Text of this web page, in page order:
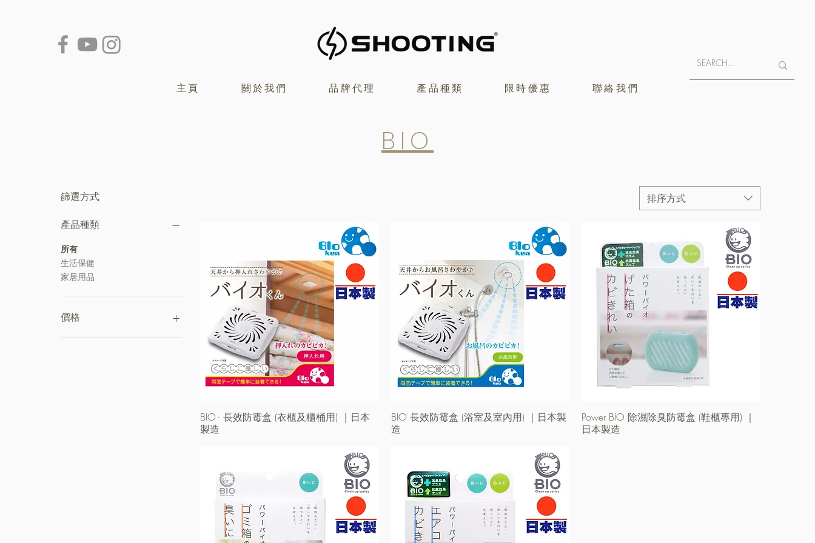
BIO
篩選方式
產品種類
所有
生活保健
家居用品
價格
排序方式
快速瀏覽
BIO - 長效防霉盒 (衣櫃及櫃桶用) ｜日本
製造
快速瀏覽
BIO 長效防霉盒 (浴室及室內用) ｜日本製
造
快速瀏覽
Power BIO 除濕除臭防霉盒 (鞋櫃專用) ｜
日本製造
主頁 關於我們 品牌代理 產品種類 限時優惠 聯絡我們